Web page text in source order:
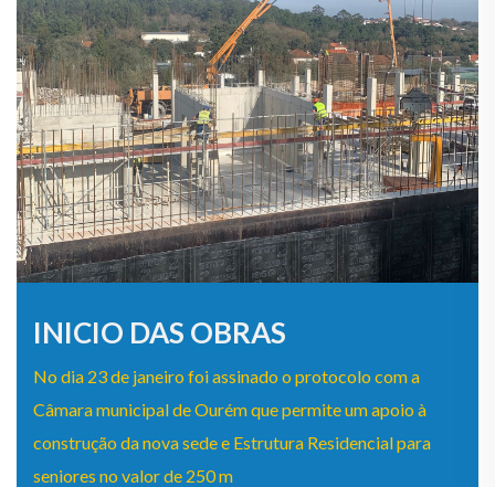
INICIO DAS OBRAS
No dia 23 de janeiro foi assinado o protocolo com a
Câmara municipal de Ourém que permite um apoio à
construção da nova sede e Estrutura Residencial para
seniores no valor de 250 m